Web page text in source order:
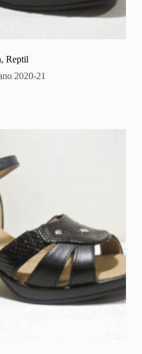
Reptil
2020-21